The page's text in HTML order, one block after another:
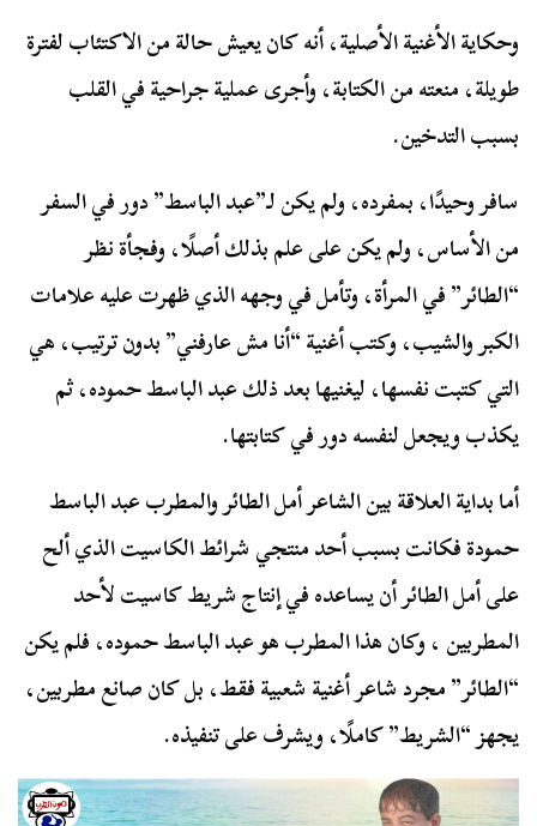
وحكاية الأغنية الأصلية، أنه كان يعيش حالة من الاكتئاب لفترة
طويلة، منعته من الكتابة، وأجرى عملية جراحية في القلب
بسبب التدخين.
سافر وحيدًا، بمفرده، ولم يكن لـ”عبد الباسط” دور في السفر
من الأساس، ولم يكن على علم بذلك أصلًا، وفجأة نظر
“الطائر” في المرأة، وتأمل في وجهه الذي ظهرت عليه علامات
الكبر والشيب، وكتب أغنية “أنا مش عارفني” بدون ترتيب، هي
التي كتبت نفسها، ليغنيها بعد ذلك عبد الباسط حموده، ثم
يكذب ويجعل لنفسه دور في كتابتها.
أما بداية العلاقة بين الشاعر أمل الطائر والمطرب عبد الباسط
حمودة فكانت بسبب أحد منتجي شرائط الكاسيت الذي ألح
على أمل الطائر أن يساعده في إنتاج شريط كاسيت لأحد
المطربين ، وكان هذا المطرب هو عبد الباسط حموده، فلم يكن
“الطائر” مجرد شاعر أغنية شعبية فقط، بل كان صانع مطربين،
يجهز “الشريط” كاملًا، ويشرف على تنفيذه.